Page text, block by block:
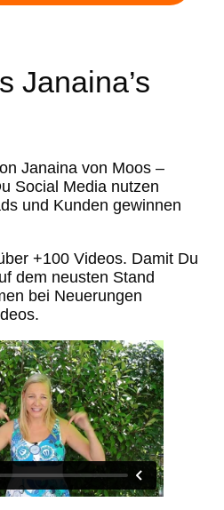
Janaina’s
Janaina von Moos –
Social Media nutzen
und Kunden gewinnen
+100 Videos. Damit Du
dem neusten Stand
bei Neuerungen